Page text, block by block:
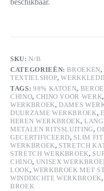
beschikbaar.
SKU:N/B
CATEGORIEËN:BROEKEN,
TEXTIELSHOP,
TAGS: 98% KATOEN,
CHINO, CHINO VOOR WERK,
WERKBROEK,DAMES
DUURZAME WERKBROEK,
HEREN WERKBROEK,
METALEN RITSSLUITING,
GECERTIFICEERD, SLIM
WERKBROEK, STRETCH
STRETCH WERKBROEK,
CHINO, UNISEX
LOOK, WERKBROEK MET
WINDDICHTE WERKBROEK
BROEK